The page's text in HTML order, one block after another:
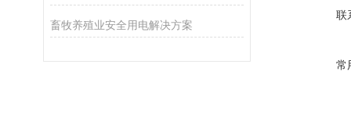
畜牧养殖业安全用电解决方案
联
常